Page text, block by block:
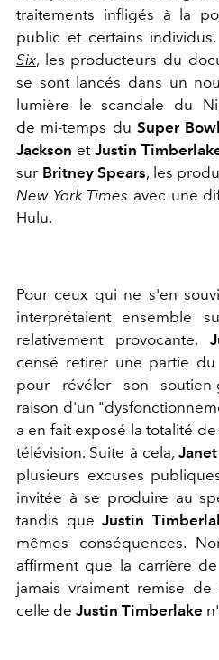
traitements infligés à la
public et certains
Six, les producteurs du
se sont lancés dans un
lumière le scandale du
de mi-temps du Super Bowl
Jackson etJustin
sur Britney Spears, les
New York Times avec une
Hulu.
Pour ceux qui ne s'en
interprétaient ensemble
relativement provocante,
censé retirer une partie
pour révéler son
raison d'un
a en fait exposé la totalité
télévision. Suite à cela,
plusieurs excuses
invitée à se produire au
tandis queJustin
mêmes conséquences.
affirment que la carrière
jamais vraiment remise
celle de Justin Timberlake